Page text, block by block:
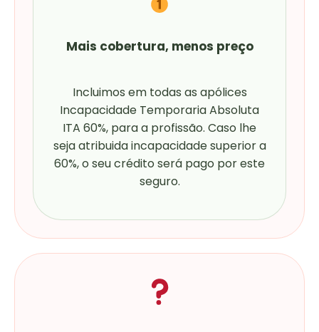
Mais cobertura, menos preço
Incluimos em todas as apólices
Incapacidade Temporaria Absoluta
ITA 60%, para a profissão. Caso lhe
seja atribuida incapacidade superior a
60%, o seu crédito será pago por este
seguro.